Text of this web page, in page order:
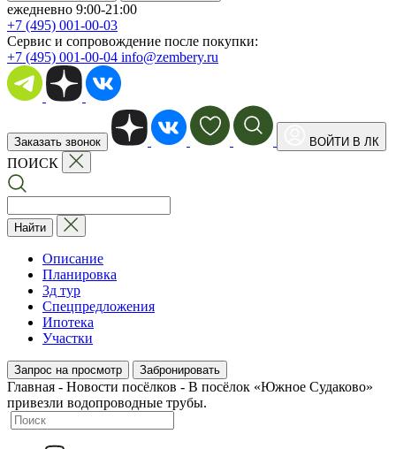
ежедневно 9:00-21:00
+7 (495) 001-00-03
Cервис и сопровождение после покупки:
+7 (495) 001-00-04 info@zembery.ru
Заказать звонок ВОЙТИ В ЛК
ПОИСК
Найти
Описание
Планировка
3д тур
Спецпредложения
Ипотека
Участки
Запрос на просмотр Забронировать
Главная - Новости посёлков - В посёлок «Южное Судаково»
привезли водопроводные трубы.